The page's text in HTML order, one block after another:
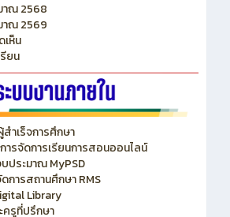
าณ 2568
าณ 2569
ห็น
ยน
ำเร็จการศึกษา
ารจัดการเรียนการสอนออนไลน์
ประมาณ MyPSD
การสถานศึกษา RMS
Library
ครูที่ปรึกษา